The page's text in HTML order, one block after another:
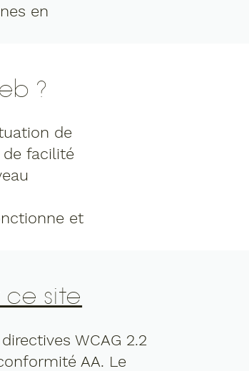
en
?
de
facilité
et
ce site
WCAG 2.2
AA. Le